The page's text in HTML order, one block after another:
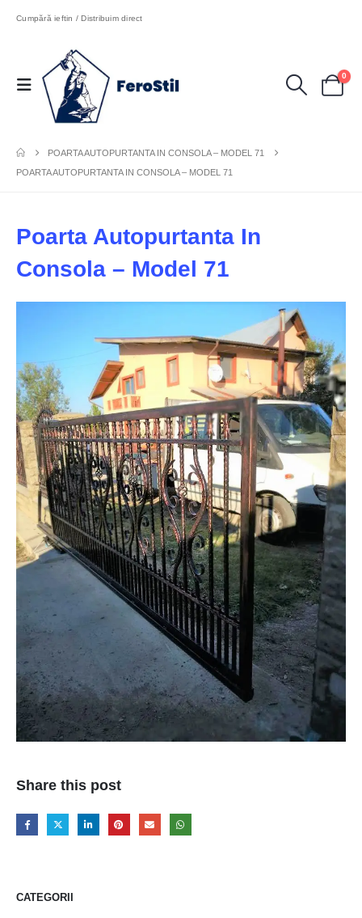
Cumpără ieftin / Distribuim direct
0
POARTA AUTOPURTANTA IN CONSOLA – MODEL 71
POARTA AUTOPURTANTA IN CONSOLA – MODEL 71
Poarta Autopurtanta In
Consola – Model 71
Share this post
CATEGORII